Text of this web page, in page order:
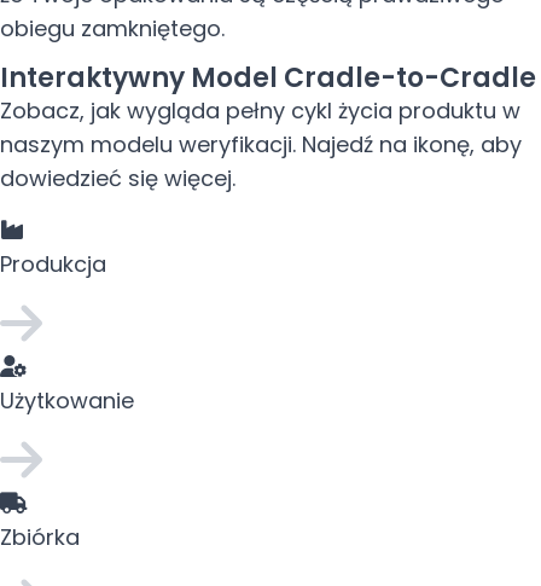
obiegu zamkniętego.
Interaktywny Model Cradle-to-Cradle
Zobacz, jak wygląda pełny cykl życia produktu w
naszym modelu weryfikacji. Najedź na ikonę, aby
dowiedzieć się więcej.
Produkcja
Użytkowanie
Zbiórka